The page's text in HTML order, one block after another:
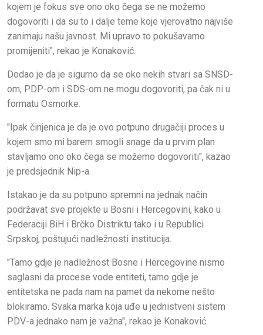
kojem je fokus sve ono oko čega se ne možemo
dogovoriti i da su to i dalje teme koje vjerovatno najviše
zanimaju našu javnost. Mi upravo to pokušavamo
promijeniti", rekao je Konaković.
Dodao je da je sigurno da se oko nekih stvari sa SNSD-
om, PDP-om i SDS-om ne mogu dogovoriti, pa čak ni u
formatu Osmorke.
"Ipak činjenica je da je ovo potpuno drugačiji proces u
kojem smo mi barem smogli snage da u prvim plan
stavljamo ono oko čega se možemo dogovoriti", kazao
je predsjednik Nip-a.
Istakao je da su potpuno spremni na jednak način
podržavat sve projekte u Bosni i Hercegovini, kako u
Federaciji BiH i Brčko Distriktu tako i u Republici
Srpskoj, poštujući nadležnosti institucija.
"Tamo gdje je nadležnost Bosne i Hercegovine nismo
saglasni da procese vode entiteti, tamo gdje je
entitetska ne pada nam na pamet da nekome nešto
blokiramo. Svaka marka koja uđe u jednistveni sistem
PDV-a jednako nam je važna", rekao je Konaković.